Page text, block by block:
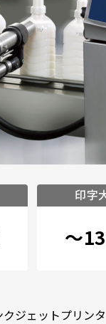
印字
～
ジェットプリン